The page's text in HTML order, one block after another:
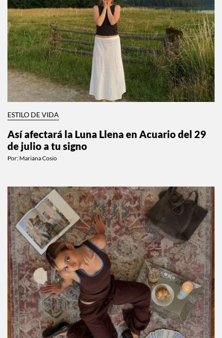
ESTILO DE VIDA
Así afectará la Luna Llena en Acuario del 29
de julio a tu signo
Por: Mariana Cosio